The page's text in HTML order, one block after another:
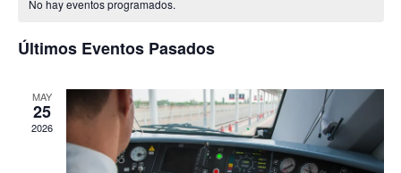
de
No hay eventos programados.
Últimos Eventos Pasados
MAY
25
2026